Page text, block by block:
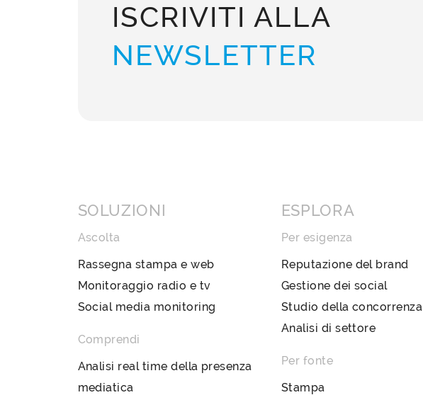
ISCRIVITI ALLA
NEWSLETTER
SOLUZIONI
Ascolta
Rassegna stampa e web
Monitoraggio radio e tv
Social media monitoring
Comprendi
Analisi real time della presenza
mediatica
ESPLORA
Per esigenza
Reputazione del brand
Gestione dei social
Studio della concorrenza
Analisi di settore
Per fonte
Stampa